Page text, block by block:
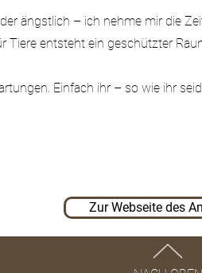
ängstlich – ich nehme mir die
Tiere entsteht ein geschützter
Einfach ihr – so wie ihr
Zur Webseite des